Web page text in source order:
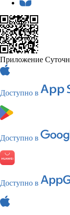
Приложение
Доступно в
Доступно в
Доступно в